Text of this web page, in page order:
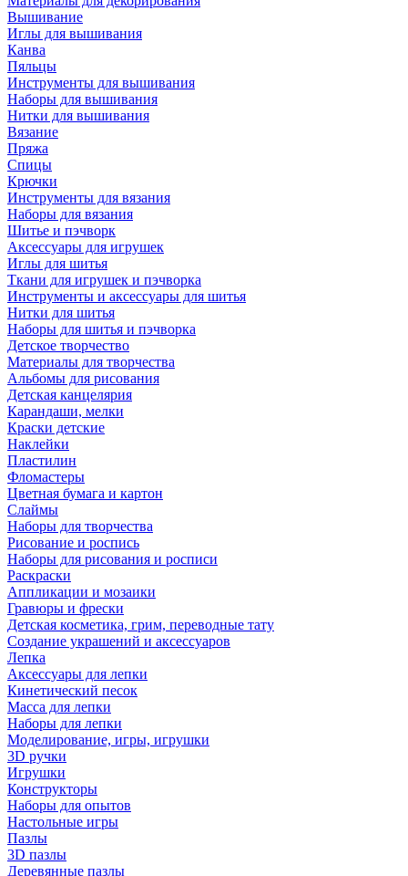
Вышивание
Иглы для вышивания
Канва
Пяльцы
Инструменты для вышивания
Наборы для вышивания
Нитки для вышивания
Вязание
Пряжа
Спицы
Крючки
Инструменты для вязания
Наборы для вязания
Шитье и пэчворк
Аксессуары для игрушек
Иглы для шитья
Ткани для игрушек и пэчворка
Инструменты и аксессуары для шитья
Нитки для шитья
Наборы для шитья и пэчворка
Детское творчество
Материалы для творчества
Альбомы для рисования
Детская канцелярия
Карандаши, мелки
Краски детские
Наклейки
Пластилин
Фломастеры
Цветная бумага и картон
Слаймы
Наборы для творчества
Рисование и роспись
Наборы для рисования и росписи
Раскраски
Аппликации и мозаики
Гравюры и фрески
Детская косметика, грим, переводные тату
Создание украшений и аксессуаров
Лепка
Аксессуары для лепки
Кинетический песок
Масса для лепки
Наборы для лепки
Моделирование, игры, игрушки
3D ручки
Игрушки
Конструкторы
Наборы для опытов
Настольные игры
Пазлы
3D пазлы
Деревянные пазлы